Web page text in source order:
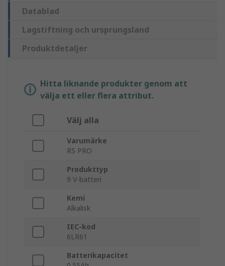
Datablad
Lagstiftning och ursprungsland
Produktdetaljer
Hitta liknande produkter genom att
välja ett eller flera attribut.
Välj alla
Varumärke
RS PRO
Produkttyp
9 V-batteri
Kemi
Alkalisk
IEC-kod
6LR61
Batterikapacitet